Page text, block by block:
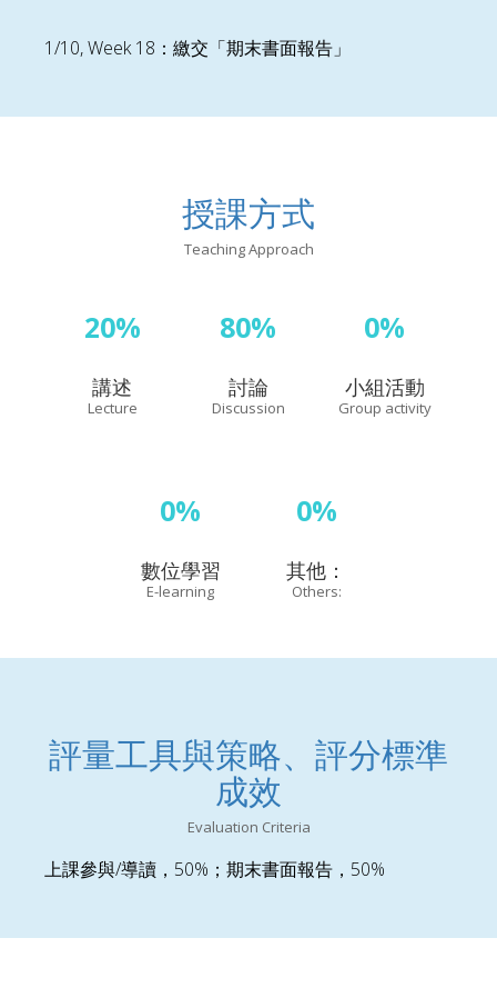
1/10, Week 18 ： 繳交 「期末書面報告」
授課方式
Teaching Approach
20%
講述
Lecture
80%
討論
Discussion
0%
小組活動
Group activity
0%
數位學習
E-learning
0%
其他：
Others:
評量工具與策略、評分標準
成效
Evaluation Criteria
上課參與/導讀， 50% ；期末書面報告， 50%